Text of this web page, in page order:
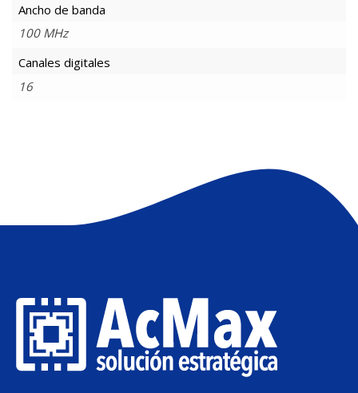
Ancho de banda
100 MHz
Canales digitales
16